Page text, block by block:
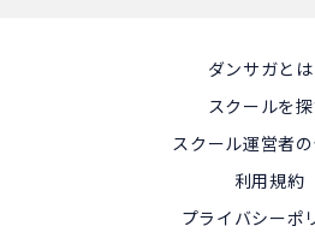
ダンサガとは
スクールを
スクール運営者
利用規約
プライバシーポ